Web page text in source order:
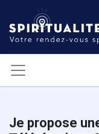
Je propose